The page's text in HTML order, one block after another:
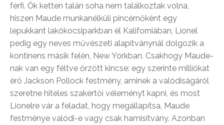
férfi. Ők ketten talán soha nem találkoztak volna,
hiszen Maude munkanélküli pincérnőként egy
lepukkant lakókocsiparkban él Kaliforniában, Lionel
pedig egy neves művészeti alapítványnál dolgozik a
kontinens másik felén, New Yorkban. Csakhogy Maude-
nak van egy féltve őrzött kincse: egy szerinte milliókat
érő Jackson Pollock festmény, aminek a valódiságáról
szeretne hiteles szakértői véleményt kapni, és most
Lionelre vár a feladat, hogy megállapítsa, Maude
festménye valódi-e vagy csak hamisítvány. Azonban